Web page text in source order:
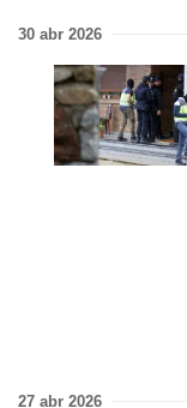
30 abr 2026
27 abr 2026